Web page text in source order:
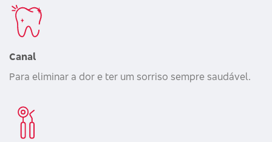
Canal
Para eliminar a dor e ter um sorriso sempre saudável.